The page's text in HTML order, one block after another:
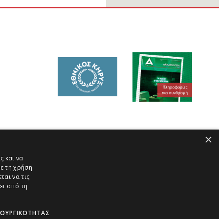
×
και να
τη χρήση
να τις
από τη